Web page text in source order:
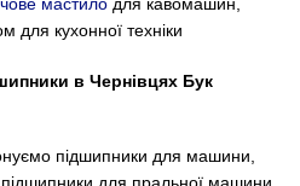
для кухонної техніки
в Чернівцях Бук
підшипники для машини,